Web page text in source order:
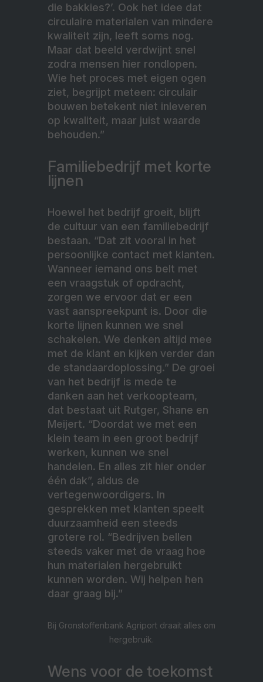
die bakkies?’. Ook het idee dat
circulaire materialen van mindere
kwaliteit zijn, leeft soms nog.
Maar dat beeld verdwijnt snel
zodra mensen hier rondlopen.
Wie het proces met eigen ogen
ziet, begrijpt meteen: circulair
bouwen betekent niet inleveren
op kwaliteit, maar juist waarde
behouden.”
Familiebedrijf met korte
lijnen
Hoewel het bedrijf groeit, blijft
de cultuur van een familiebedrijf
bestaan. “Dat zit vooral in het
persoonlijke contact met klanten.
Wanneer iemand ons belt met
een vraagstuk of opdracht,
zorgen we ervoor dat er een
vast aanspreekpunt is. Door die
korte lijnen kunnen we snel
schakelen. We denken altijd mee
met de klant en kijken verder dan
de standaardoplossing.” De groei
van het bedrijf is mede te
danken aan het verkoopteam,
dat bestaat uit Rutger, Shane en
Meijert. “Doordat we met een
klein team in een groot bedrijf
werken, kunnen we snel
handelen. En alles zit hier onder
één dak”, aldus de
vertegenwoordigers. In
gesprekken met klanten speelt
duurzaamheid een steeds
grotere rol. “Bedrijven bellen
steeds vaker met de vraag hoe
hun materialen hergebruikt
kunnen worden. Wij helpen hen
daar graag bij.”
Bij Gronstoffenbank Agriport draait alles om
hergebruik.
Wens voor de toekomst